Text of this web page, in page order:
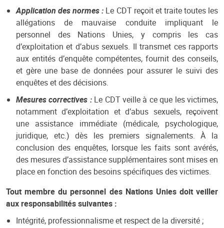
Application des normes : Le CDT reçoit et traite toutes les
allégations de mauvaise conduite impliquant le
personnel des Nations Unies, y compris les cas
d’exploitation et d’abus sexuels. Il transmet ces rapports
aux entités d’enquête compétentes, fournit des conseils,
et gère une base de données pour assurer le suivi des
enquêtes et des décisions.
Mesures correctives :Le CDT veille à ce que les victimes,
notamment d’exploitation et d’abus sexuels, reçoivent
une assistance immédiate (médicale, psychologique,
juridique, etc.) dès les premiers signalements. À la
conclusion des enquêtes, lorsque les faits sont avérés,
des mesures d’assistance supplémentaires sont mises en
place en fonction des besoins spécifiques des victimes.
Tout membre du personnel des Nations Unies doit veiller
aux responsabilités suivantes :
Intégrité, professionnalisme et respect de la diversité ;